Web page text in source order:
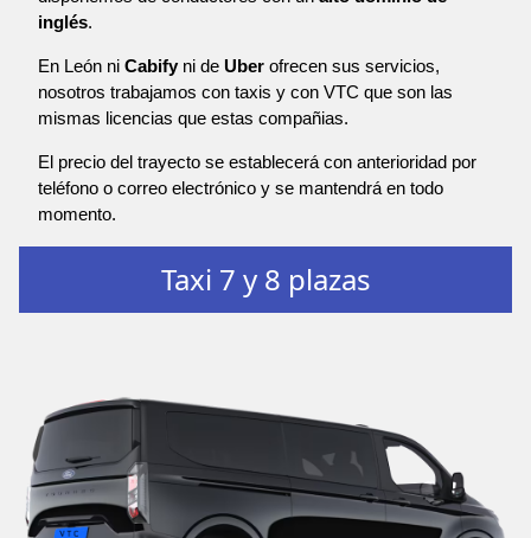
inglés.
En León ni Cabify ni de Uber ofrecen sus servicios,
nosotros trabajamos con taxis y con VTC que son las
mismas licencias que estas compañias.
El precio del trayecto se establecerá con anterioridad por
teléfono o correo electrónico y se mantendrá en todo
momento.
Taxi 7 y 8 plazas